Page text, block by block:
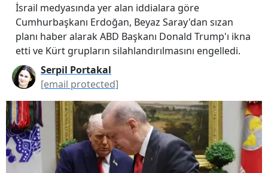
İsrail medyasında yer alan iddialara göre
Cumhurbaşkanı Erdoğan, Beyaz Saray'dan sızan
planı haber alarak ABD Başkanı Donald Trump'ı ikna
etti ve Kürt grupların silahlandırılmasını engelledi.
Serpil Portakal
[email protected]